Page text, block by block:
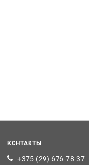
КОНТАКТЫ
+375 (29) 676-78-37